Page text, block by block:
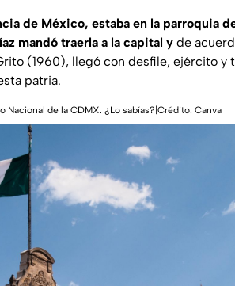
de México, estaba en la parroquia
mandó traerla a la capital y de
(1960), llegó con desfile, ejército y
patria.
Nacional de la CDMX. ¿Lo sabías?|Crédito: Canva